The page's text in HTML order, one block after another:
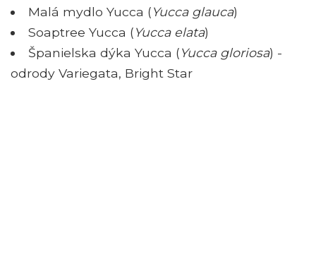
Malá mydlo Yucca (Yucca glauca)
Soaptree Yucca (Yucca elata)
Španielska dýka Yucca (Yucca gloriosa) -
odrody Variegata, Bright Star